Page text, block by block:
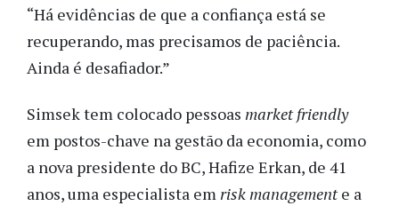
“Há evidências de que a confiança está se
recuperando, mas precisamos de paciência.
Ainda é desafiador.”
Simsek tem colocado pessoas market friendly
em postos-chave na gestão da economia, como
a nova presidente do BC, Hafize Erkan, de 41
anos, uma especialista emrisk managemente a